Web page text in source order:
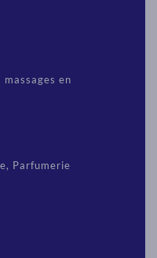
en
Parfumerie